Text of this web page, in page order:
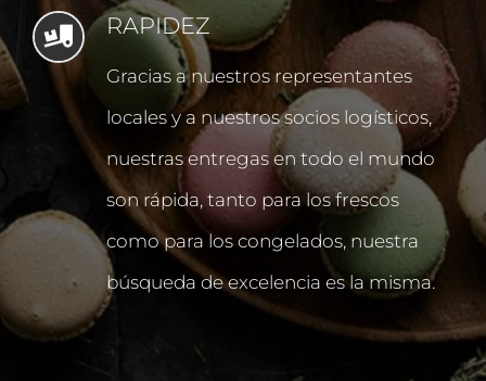
RAPIDEZ
Gracias a nuestros representantes
locales y a nuestros socios logísticos,
nuestras entregas en todo el mundo
son rápida, tanto para los frescos
como para los congelados, nuestra
búsqueda de excelencia es la misma.